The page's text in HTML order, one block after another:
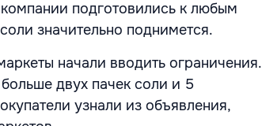
подготовились к любым
значительно поднимется.
начали вводить ограничения.
двух пачек соли и 5
узнали из объявления,